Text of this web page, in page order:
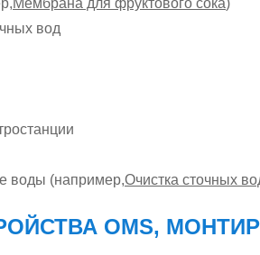
вод
воды (например,Очистка сточных
OMS,